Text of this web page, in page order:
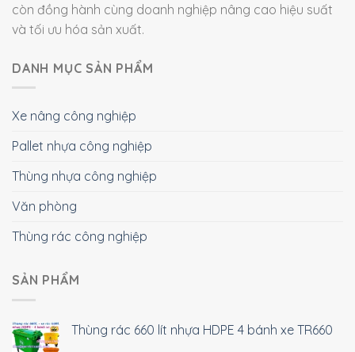
còn đồng hành cùng doanh nghiệp nâng cao hiệu suất
và tối ưu hóa sản xuất.
DANH MỤC SẢN PHẨM
Xe nâng công nghiệp
Pallet nhựa công nghiệp
Thùng nhựa công nghiệp
Văn phòng
Thùng rác công nghiệp
SẢN PHẨM
Thùng rác 660 lít nhựa HDPE 4 bánh xe TR660